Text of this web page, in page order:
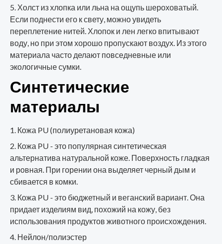
Холст из хлопка или льна на ощупь шероховатый.
Если поднести его к свету, можно увидеть
переплетение нитей. Хлопок и лен легко впитывают
воду, но при этом хорошо пропускают воздух. Из этого
материала часто делают повседневные или
экологичные сумки.
Синтетические
материалы
Кожа PU (полиуретановая кожа)
Кожа PU - это популярная синтетическая
альтернатива натуральной коже. Поверхность гладкая
и ровная. При горении она выделяет черный дым и
сбивается в комки.
Кожа PU - это бюджетный и веганский вариант. Она
придает изделиям вид, похожий на кожу, без
использования продуктов животного происхождения.
Нейлон/полиэстер